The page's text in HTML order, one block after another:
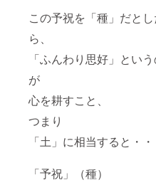
この予祝を「種」だとし
ら、
「ふんわり思好」とい
が
心を耕すこと、
つまり
「土」に相当すると・・
「予祝」（種）